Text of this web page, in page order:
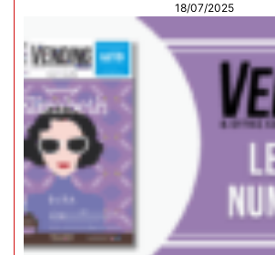
18/07/2025